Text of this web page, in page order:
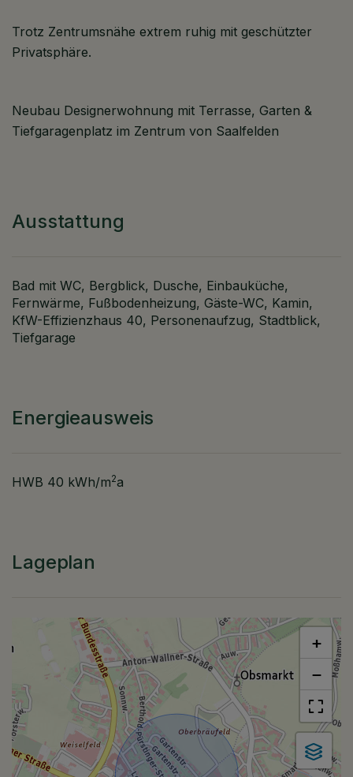
Trotz Zentrumsnähe extrem ruhig mit geschützter
Privatsphäre.
Neubau Designerwohnung mit Terrasse, Garten &
Tiefgaragenplatz im Zentrum von Saalfelden
Ausstattung
Bad mit WC Bergblick Dusche Einbauküche
Fernwärme Fußbodenheizung Gäste-WC Kamin
KfW-Effizienzhaus 40 Personenaufzug Stadtblick
Tiefgarage
Energieausweis
HWB 40 kWh/m2a
Lageplan
+
−